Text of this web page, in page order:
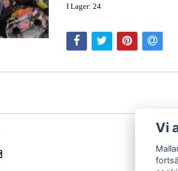
I Lager: 24
Vi